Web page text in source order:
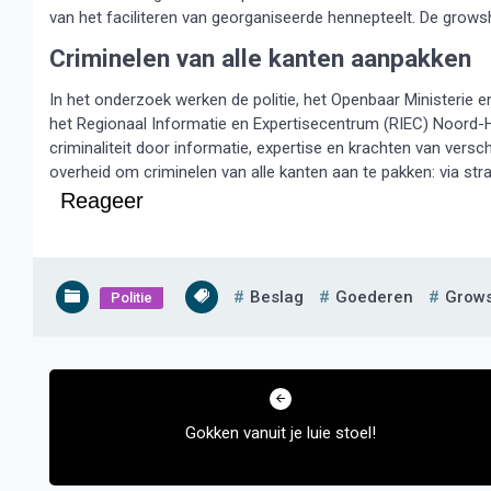
van het faciliteren van georganiseerde hennepteelt. De
Criminelen van alle kanten aanpakken
In het onderzoek werken de politie, het Openbaar Ministerie
het Regionaal Informatie en Expertisecentrum (RIEC)
criminaliteit door informatie, expertise en krachten van
overheid om criminelen van alle kanten aan te pakken: via
Reageer
Politie Beslag Goederen
Bericht
Gokken vanuit je luie stoel!